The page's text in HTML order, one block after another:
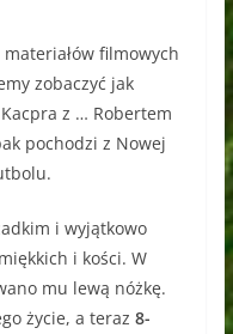
filmowych
zobaczyć jak
z … Robertem
pochodzi z Nowej
i wyjątkowo
i kości. W
mu lewą nóżkę.
życie, a teraz 8-